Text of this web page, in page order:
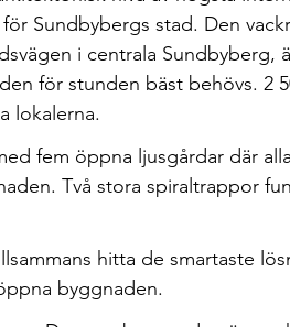
Sundbybergs stad. Den
i centrala Sundbyberg,
för stunden bäst behövs. 2
lokalerna.
fem öppna ljusgårdar där
Två stora spiraltrappor
hitta de smartaste
byggnaden.